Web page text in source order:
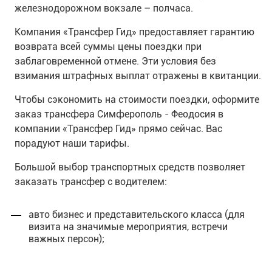
железнодорожном вокзале – полчаса.
Компания «Трансфер Гид» предоставляет гарантию
возврата всей суммы цены поездки при
заблаговременной отмене. Эти условия без
взимания штрафных выплат отражены в квитанции.
Чтобы сэкономить на стоимости поездки, оформите
заказ трансфера Симферополь - Феодосия в
компании «Трансфер Гид» прямо сейчас. Вас
порадуют наши тарифы.
Большой выбор транспортных средств позволяет
заказать трансфер с водителем:
авто бизнес и представительского класса (для
визита на значимые мероприятия, встречи
важных персон);